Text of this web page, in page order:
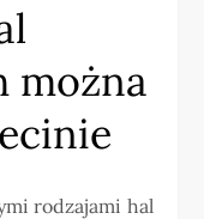
można
rodzajami hal